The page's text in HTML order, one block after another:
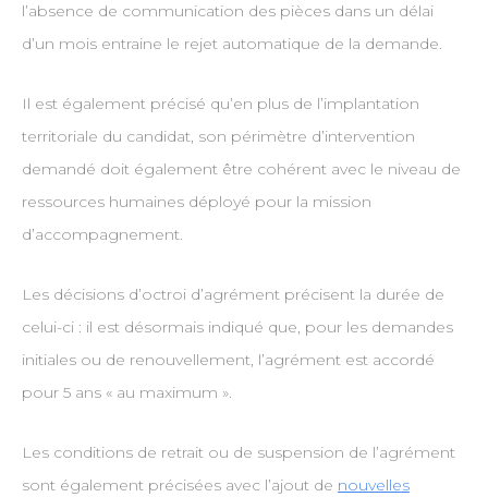
l’absence de communication des pièces dans un délai
d’un mois entraine le rejet automatique de la demande.
Il est également précisé qu’en plus de l’implantation
territoriale du candidat, son périmètre d’intervention
demandé doit également être cohérent avec le niveau de
ressources humaines déployé pour la mission
d’accompagnement.
Les décisions d’octroi d’agrément précisent la durée de
celui-ci : il est désormais indiqué que, pour les demandes
initiales ou de renouvellement, l’agrément est accordé
pour 5 ans « au maximum ».
Les conditions de retrait ou de suspension de l’agrément
sont également précisées avec l’ajout de nouvelles